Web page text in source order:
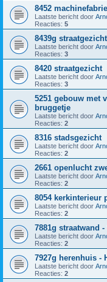
8452
Laatste bericht door
Reacties: 5
8439g
Laatste bericht door
Reacties: 3
8420 straatgezicht
Laatste bericht door
Reacties: 3
5251 gebouw met
bruggetje
Laatste bericht door
Reacties: 2
8316 stadsgezicht
Laatste bericht door
Reacties: 2
2661 openlucht
Laatste bericht door
Reacties: 2
8054 kerkinterieur
Laatste bericht door
Reacties: 2
7881g straatwand -
Laatste bericht door
Reacties: 2
7927g herenhuis -
Laatste bericht door
Reacties: 2